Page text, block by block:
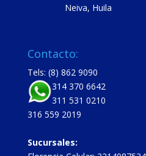
Neiva, Huila
Contacto:
Tels: (8) 862 9090
314 370 6642
311 531 0210
316 559 2019
Sucursales: